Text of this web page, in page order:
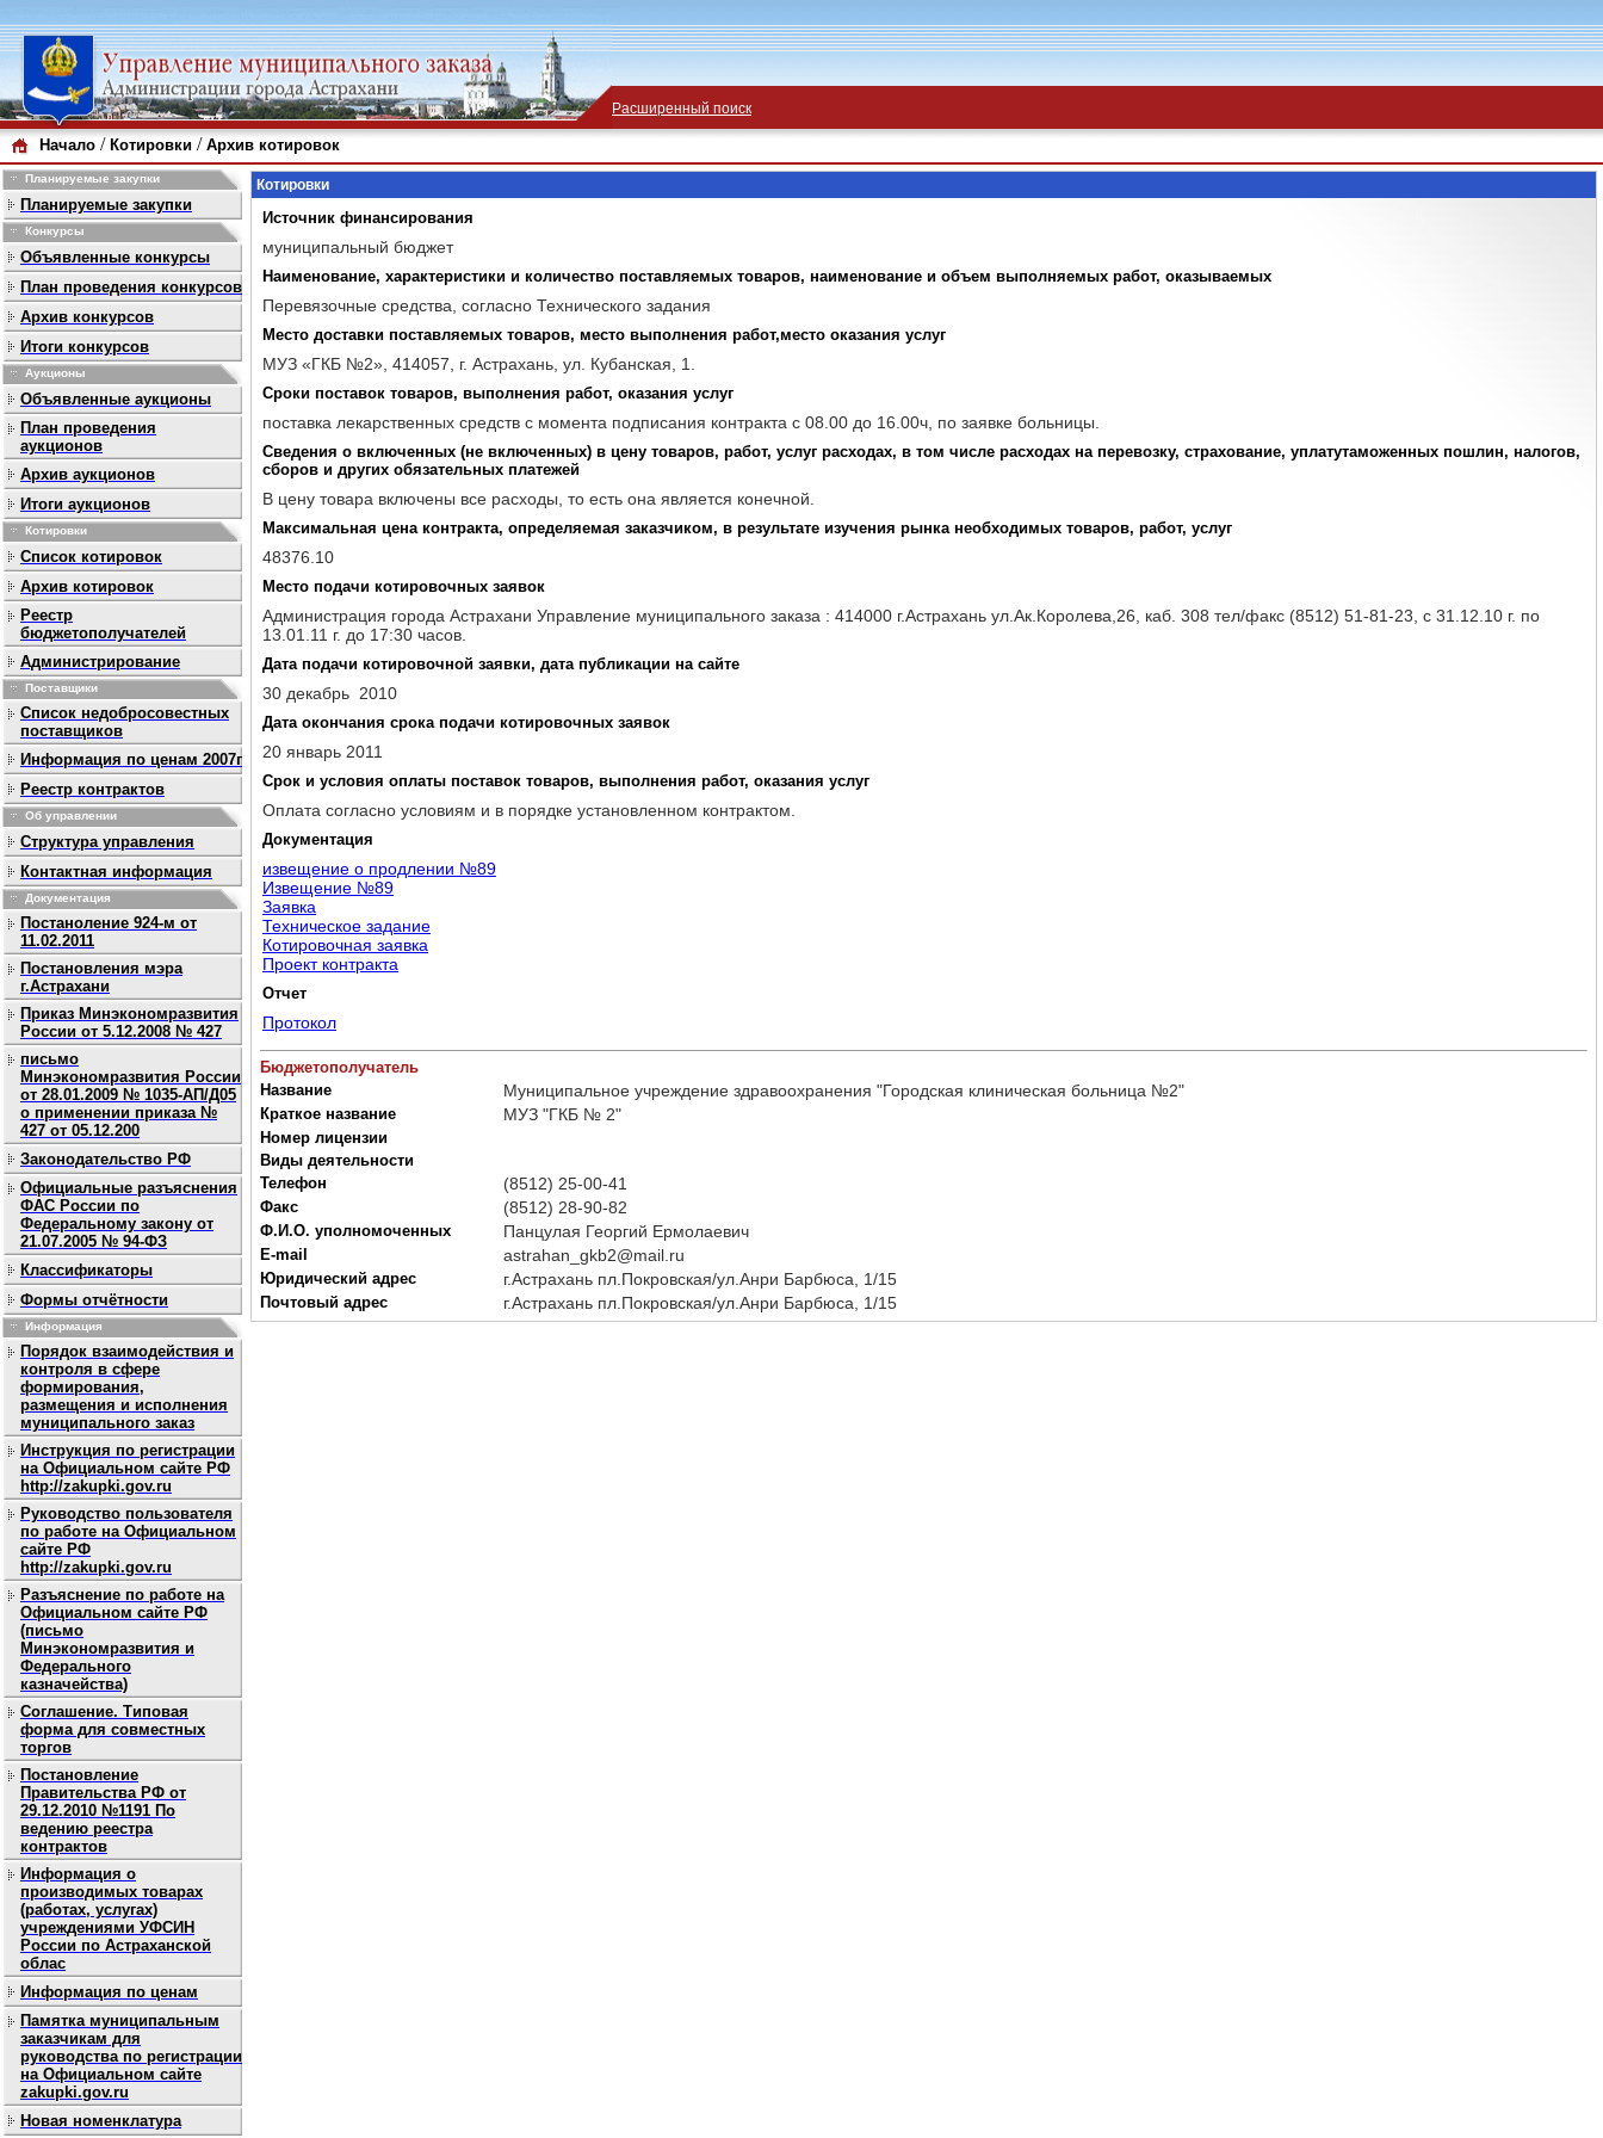
Расширенный поиск
Начало / Котировки / Архив котировок
Планируемые закупки
Планируемые закупки
Конкурсы
Объявленные конкурсы
План проведения конкурсов
Архив конкурсов
Итоги конкурсов
Аукционы
Объявленные аукционы
План проведения
аукционов
Архив аукционов
Итоги аукционов
Котировки
Список котировок
Архив котировок
Реестр
бюджетополучателей
Администрирование
Поставщики
Список недобросовестных
поставщиков
Информация по ценам 2007г
Реестр контрактов
Об управлении
Структура управления
Контактная информация
Документация
Постаноление 924-м от
11.02.2011
Постановления мэра
г.Астрахани
Приказ Минэкономразвития
России от 5.12.2008 № 427
письмо
Минэкономразвития России
от 28.01.2009 № 1035-АП/Д05
о применении приказа №
427 от 05.12.200
Законодательство РФ
Официальные разъяснения
ФАС России по
Федеральному закону от
21.07.2005 № 94-ФЗ
Классификаторы
Формы отчётности
Информация
Порядок взаимодействия и
контроля в сфере
формирования,
размещения и исполнения
муниципального заказ
Инструкция по регистрации
на Официальном сайте РФ
http://zakupki.gov.ru
Руководство пользователя
по работе на Официальном
сайте РФ
http://zakupki.gov.ru
Разъяснение по работе на
Официальном сайте РФ
(письмо
Минэкономразвития и
Федерального
казначейства)
Соглашение. Типовая
форма для совместных
торгов
Постановление
Правительства РФ от
29.12.2010 №1191 По
ведению реестра
контрактов
Информация о
производимых товарах
(работах, услугах)
учреждениями УФСИН
России по Астраханской
облас
Информация по ценам
Памятка муниципальным
заказчикам для
руководства по регистрации
на Официальном сайте
zakupki.gov.ru
Новая номенклатура
Котировки
Источник финансирования
муниципальный бюджет
Наименование, характеристики и количество поставляемых товаров, наименование и объем выполняемых работ, оказываемых
Перевязочные средства, согласно Технического задания
Место доставки поставляемых товаров, место выполнения работ,место оказания услуг
МУЗ «ГКБ №2», 414057, г. Астрахань, ул. Кубанская, 1.
Сроки поставок товаров, выполнения работ, оказания услуг
поставка лекарственных средств с момента подписания контракта с 08.00 до 16.00ч, по заявке больницы.
Сведения о включенных (не включенных) в цену товаров, работ, услуг расходах, в том числе расходах на перевозку, страхование, уплатутаможенных пошлин, налогов,
сборов и других обязательных платежей
В цену товара включены все расходы, то есть она является конечной.
Максимальная цена контракта, определяемая заказчиком, в результате изучения рынка необходимых товаров, работ, услуг
48376.10
Место подачи котировочных заявок
Администрация города Астрахани Управление муниципального заказа : 414000 г.Астрахань ул.Ак.Королева,26, каб. 308 тел/факс (8512) 51-81-23, с 31.12.10 г. по
13.01.11 г. до 17:30 часов.
Дата подачи котировочной заявки, дата публикации на сайте
30 декабрь 2010
Дата окончания срока подачи котировочных заявок
20 январь 2011
Срок и условия оплаты поставок товаров, выполнения работ, оказания услуг
Оплата согласно условиям и в порядке установленном контрактом.
Документация
извещение о продлении №89
Извещение №89
Заявка
Техническое задание
Котировочная заявка
Проект контракта
Отчет
Протокол
Бюджетополучатель
Название
Муниципальное учреждение здравоохранения "Городская клиническая больница №2"
Краткое название МУЗ "ГКБ № 2"
Номер лицензии
Виды деятельности
Телефон
(8512) 25-00-41
Факс (8512) 28-90-82
Ф.И.О. уполномоченных Панцулая Георгий Ермолаевич
E-mail astrahan_gkb2@mail.ru
Юридический адрес г.Астрахань пл.Покровская/ул.Анри Барбюса, 1/15
Почтовый адрес г.Астрахань пл.Покровская/ул.Анри Барбюса, 1/15